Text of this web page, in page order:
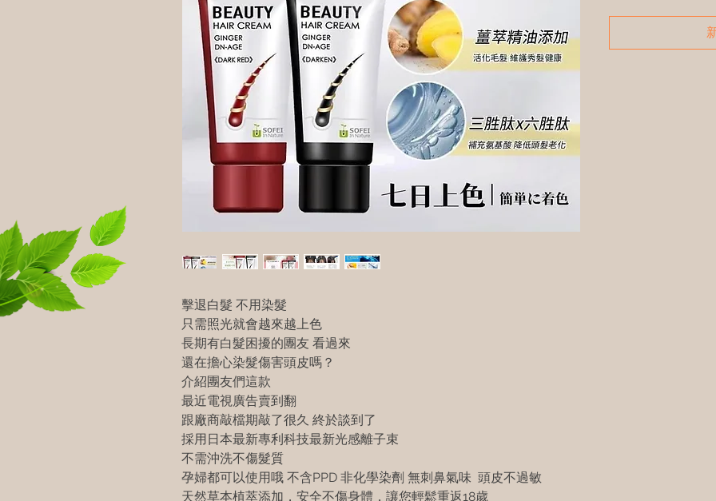
擊退白髮 不用染髮
只需照光就會越來越上色
長期有白髮困擾的團友 看過來
還在擔心染髮傷害頭皮嗎？
介紹團友們這款
最近電視廣告賣到翻
跟廠商敲檔期敲了很久 終於談到了
採用日本最新專利科技最新光感離子束
不需沖洗不傷髮質
孕婦都可以使用哦 不含PPD 非化學染劑 無刺鼻氣味 頭皮不過敏
天然草本植萃添加，安全不傷身體，讓您輕鬆重返18歲